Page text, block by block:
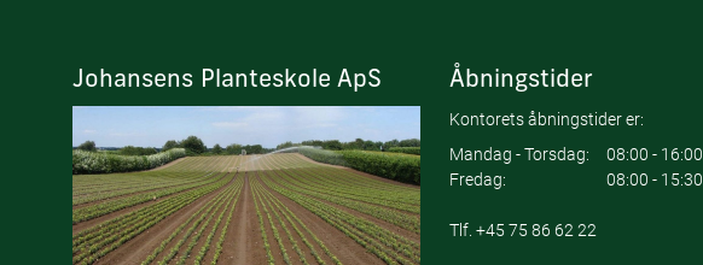
Johansens Planteskole ApS Åbningstider
Kontorets åbningstider er:
Mandag - Torsdag:
08:00 - 16:00
Fredag:
08:00 - 15:30
Tlf.+45 75 86 62 22